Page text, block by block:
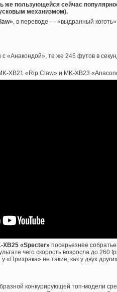
же пользующейся сейчас
механизмом).
, в переводе — «выдранный
«Анакондой», те же 245 футов в
XB21 «Rip Claw» и MK-XB23
XB25 «Specter» посерьезнее
чего скорость возросла до 260
«Призрака» не такие, как у двух
конкурирующей топ-модели